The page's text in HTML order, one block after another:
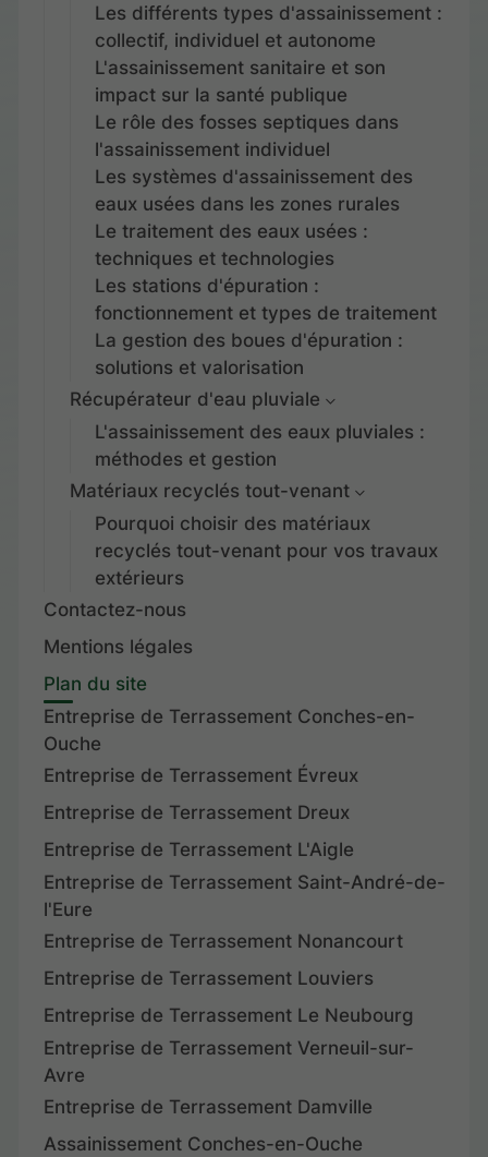
Les différents types d'assainissement :
collectif, individuel et autonome
L'assainissement sanitaire et son
impact sur la santé publique
Le rôle des fosses septiques dans
l'assainissement individuel
Les systèmes d'assainissement des
eaux usées dans les zones rurales
Le traitement des eaux usées :
techniques et technologies
Les stations d'épuration :
fonctionnement et types de traitement
La gestion des boues d'épuration :
solutions et valorisation
Récupérateur d'eau pluviale
L'assainissement des eaux pluviales :
méthodes et gestion
Matériaux recyclés tout-venant
Pourquoi choisir des matériaux
recyclés tout-venant pour vos travaux
extérieurs
Contactez-nous
Mentions légales
Plan du site
Entreprise de Terrassement Conches-en-
Ouche
Entreprise de Terrassement Évreux
Entreprise de Terrassement Dreux
Entreprise de Terrassement L'Aigle
Entreprise de Terrassement Saint-André-de-
l'Eure
Entreprise de Terrassement Nonancourt
Entreprise de Terrassement Louviers
Entreprise de Terrassement Le Neubourg
Entreprise de Terrassement Verneuil-sur-
Avre
Entreprise de Terrassement Damville
Assainissement Conches-en-Ouche